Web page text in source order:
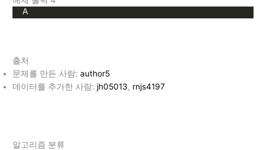
A
출처
문제를 만든 사람:author5
데이터를 추가한 사람:jh05013, rnjs4197
알고리즘 분류